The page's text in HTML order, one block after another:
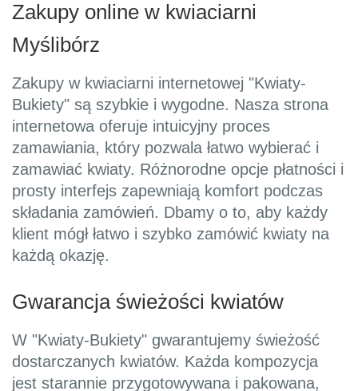
Zakupy online w kwiaciarni
Myślibórz
Zakupy w kwiaciarni internetowej "Kwiaty-
Bukiety" są szybkie i wygodne. Nasza strona
internetowa oferuje intuicyjny proces
zamawiania, który pozwala łatwo wybierać i
zamawiać kwiaty. Różnorodne opcje płatności i
prosty interfejs zapewniają komfort podczas
składania zamówień. Dbamy o to, aby każdy
klient mógł łatwo i szybko zamówić kwiaty na
każdą okazję.
Gwarancja świeżości kwiatów
W "Kwiaty-Bukiety" gwarantujemy świeżość
dostarczanych kwiatów. Każda kompozycja
jest starannie przygotowywana i pakowana,